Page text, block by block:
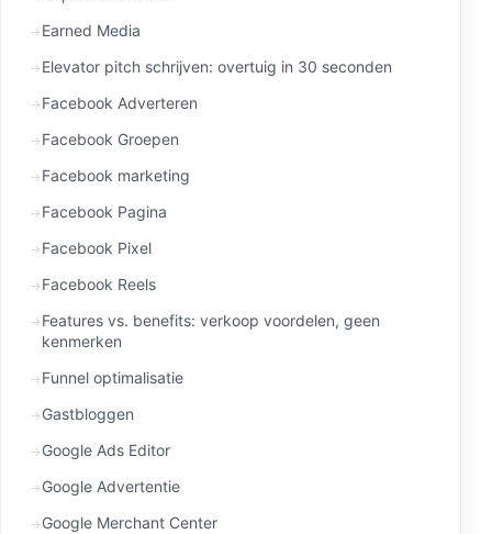
Earned Media
Elevator pitch schrijven: overtuig in 30 seconden
Facebook Adverteren
Facebook Groepen
Facebook marketing
Facebook Pagina
Facebook Pixel
Facebook Reels
Features vs. benefits: verkoop voordelen, geen
kenmerken
Funnel optimalisatie
Gastbloggen
Google Ads Editor
Google Advertentie
Google Merchant Center